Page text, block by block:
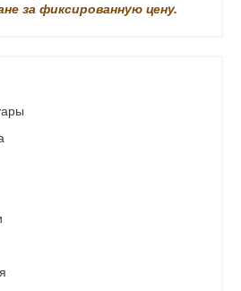
за фиксированную цену.